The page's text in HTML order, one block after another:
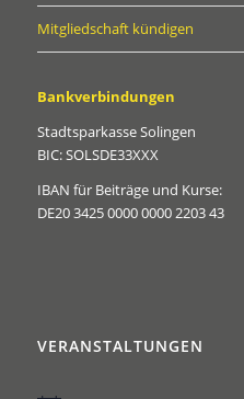
Mitgliedschaft kündigen
Bankverbindungen
Stadtsparkasse Solingen
BIC: SOLSDE33XXX
IBAN für Beiträge und Kurse:
DE20 3425 0000 0000 2203 43
VERANSTALTUNGEN